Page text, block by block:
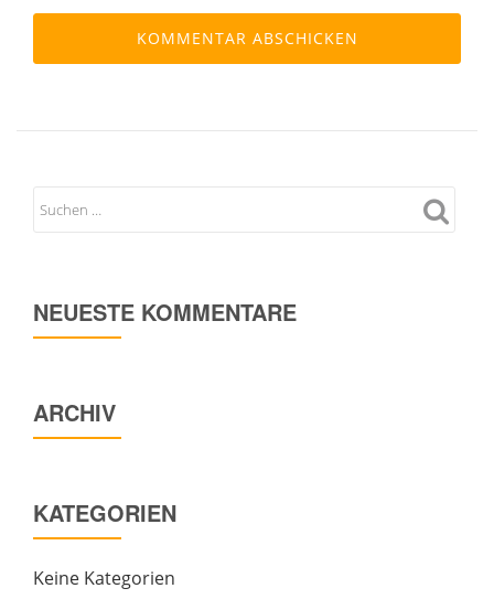
NEUESTE KOMMENTARE
ARCHIV
KATEGORIEN
Keine Kategorien